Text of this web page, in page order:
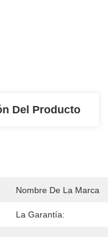
Del Producto
Nombre De La Marca
La Garantía: